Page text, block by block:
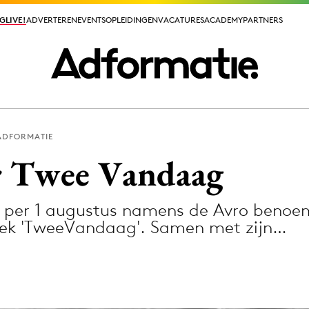
ADVERTERENEVENTSOPLEIDINGENVACATURESACADEMYPARTNERS
ADVERTERENEVENTSOPLEIDINGENVACATURESACADEMYPARTNERS
Vandaag
1 augustus namens de Avro
'TweeVandaag'. Samen met zijn…